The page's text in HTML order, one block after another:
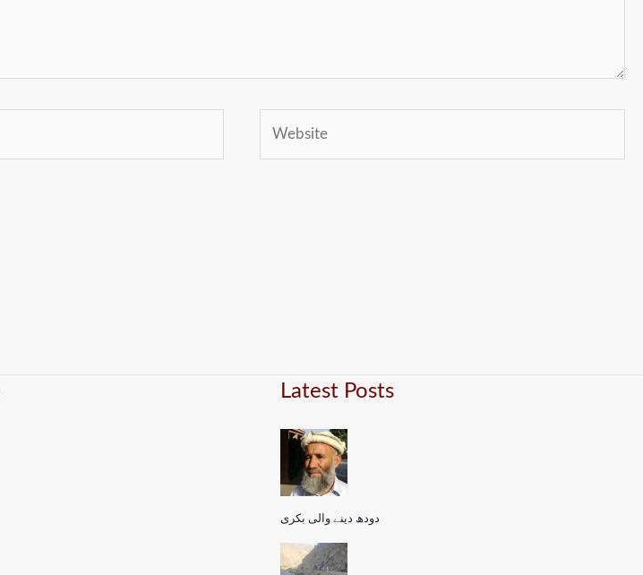
Latest Posts
دودھ دینے والی بکری